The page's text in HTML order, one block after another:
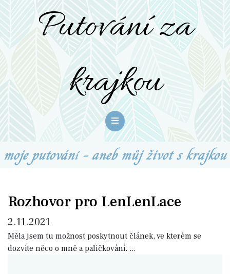
Putování za
krajkou
moje putování - aneb můj život s krajkou
Rozhovor pro LenLenLace
2.11.2021
Měla jsem tu možnost poskytnout článek, ve kterém se
dozvíte něco o mně a paličkování. ...